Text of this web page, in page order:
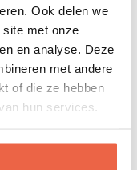
Ook delen we
met onze
en analyse. Deze
met andere
of die ze hebben
hun services.
Headdemock
Weltevree of